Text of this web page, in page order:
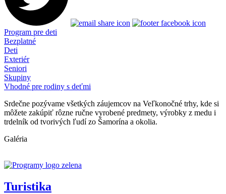
Program pre deti
Bezplatné
Deti
Exteriér
Seniori
Skupiny
Vhodné pre rodiny s deťmi
Srdečne pozývame všetkých záujemcov na Veľkonočné trhy, kde si
môžete zakúpiť rôzne ručne vyrobené predmety, výrobky z medu i
trdelník od tvorivých ľudí zo Šamorína a okolia.
Galéria
Turistika